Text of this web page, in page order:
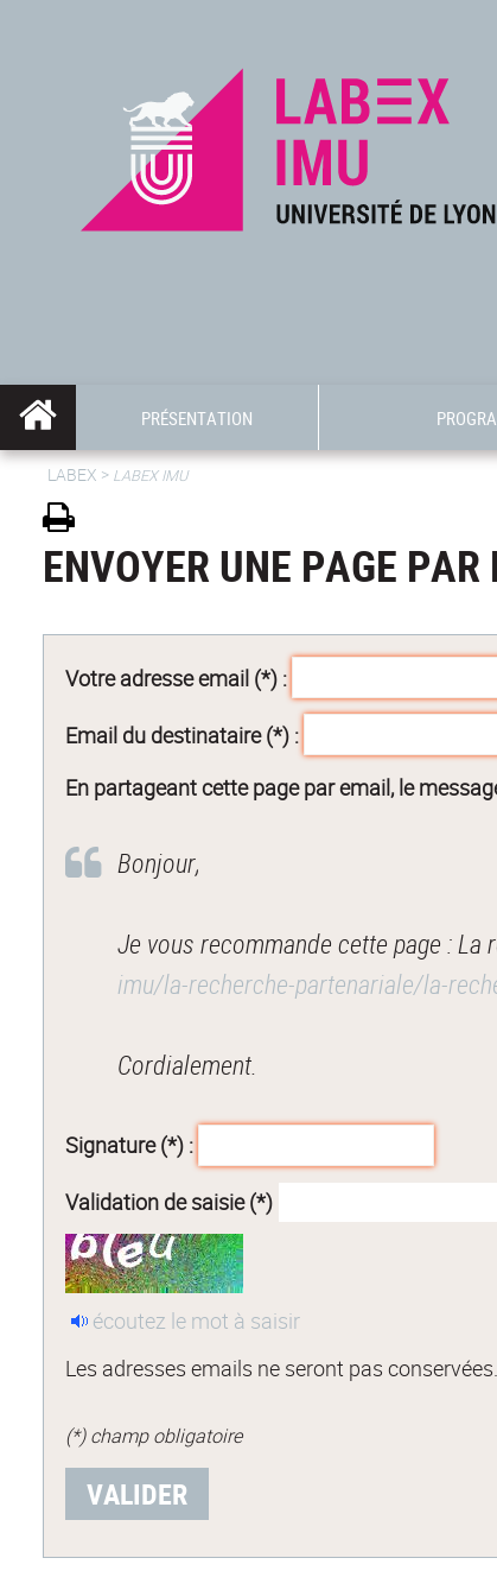
PRÉSENTATION
LABEX > LABEX IMU
ENVOYER UNE PAGE
Votre adresse email (*) :
Email du destinataire (*) :
En partageant cette page par email, le
Bonjour,
Je vous recommande cette page : La
imu/la-recherche-partenariale/la-
Cordialement.
Signature (*) :
Validation de saisie (*)
écoutez le mot à saisir
Les adresses emails ne seront pas
(*) champ obligatoire